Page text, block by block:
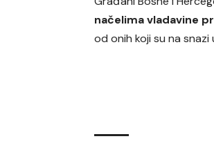
načelima vladavine
od onih koji su na